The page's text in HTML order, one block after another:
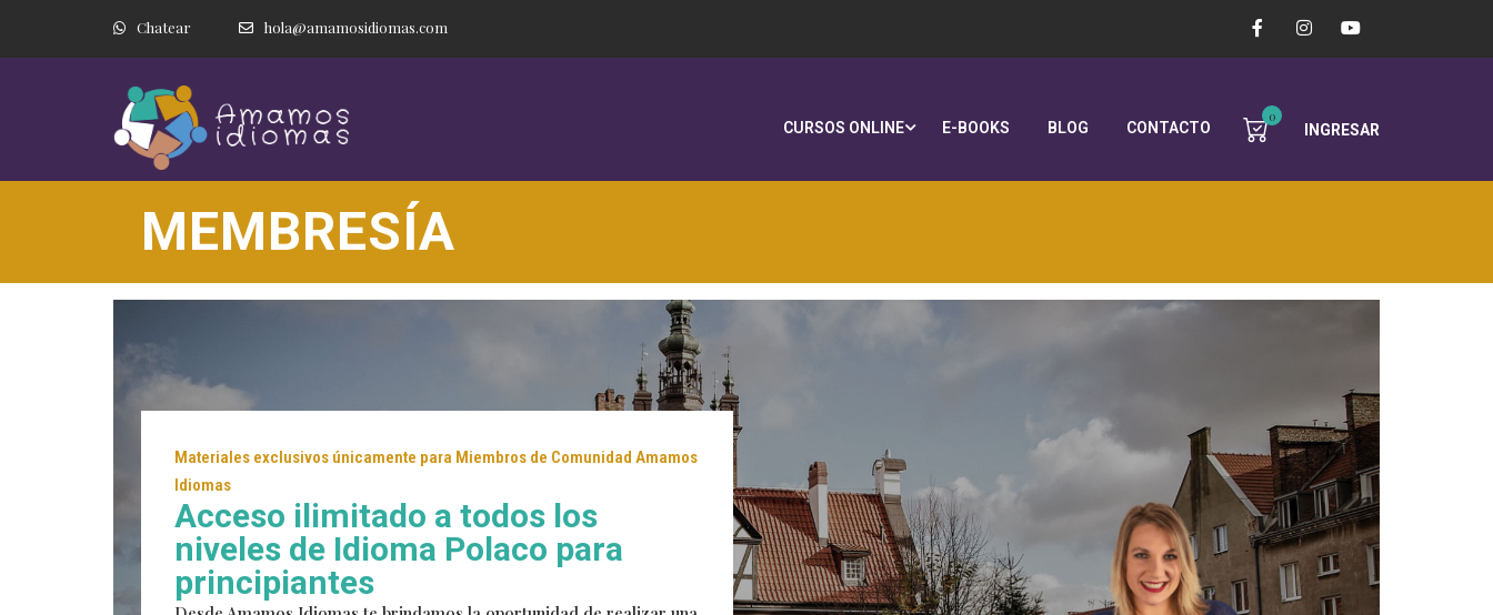
Chatear hola@amamosidiomas.com
CURSOS ONLINE E-BOOKS BLOG CONTACTO
0
INGRESAR
MEMBRESÍA
Materiales exclusivos únicamente para Miembros de Comunidad Amamos
Idiomas
Acceso ilimitado a todos los
niveles de Idioma Polaco para
principiantes